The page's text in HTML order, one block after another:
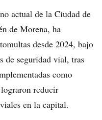
actual de la Ciudad de
de Morena, ha
desde 2024, bajo
de seguridad vial, tras
como
reducir
en la capital.